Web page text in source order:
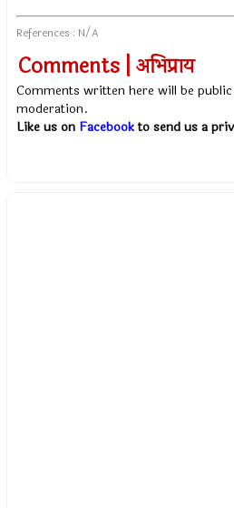
References : N/A
Comments | अभिप्राय
Comments written here will be
moderation.
Like us on Facebookto send us a